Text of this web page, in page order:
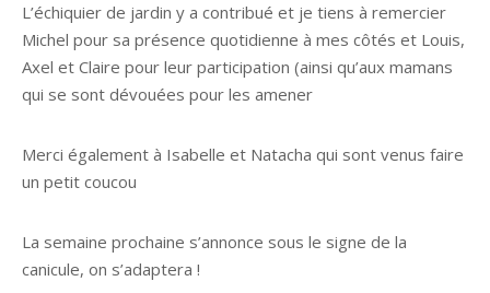
L’échiquier de jardin y a contribué et je tiens à remercier
Michel pour sa présence quotidienne à mes côtés et Louis,
Axel et Claire pour leur participation (ainsi qu’aux mamans
qui se sont dévouées pour les amener
Merci également à Isabelle et Natacha qui sont venus faire
un petit coucou
La semaine prochaine s’annonce sous le signe de la
canicule, on s’adaptera !